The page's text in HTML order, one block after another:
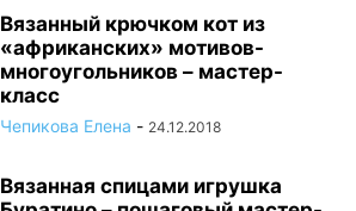
Вязанный крючком кот из
«африканских» мотивов-
многоугольников – мастер-
класс
Чепикова Елена - 24.12.2018
Вязанная спицами игрушка